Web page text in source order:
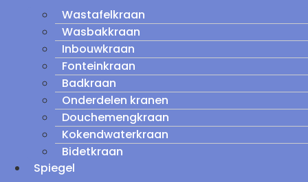
Wastafelkraan
Wasbakkraan
Inbouwkraan
Fonteinkraan
Badkraan
Onderdelen kranen
Douchemengkraan
Kokendwaterkraan
Bidetkraan
Spiegel